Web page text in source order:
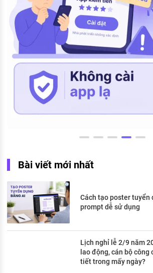
Bài viết mới nhất
Cách tạo poster tuyển
prompt dễ sử dụng
Lịch nghỉ lễ 2/9 năm
lao động, cán bộ công
tiết trong mấy ngày?